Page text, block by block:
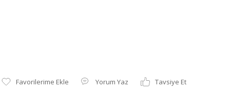
Yorum Yaz
Tavsiye Et